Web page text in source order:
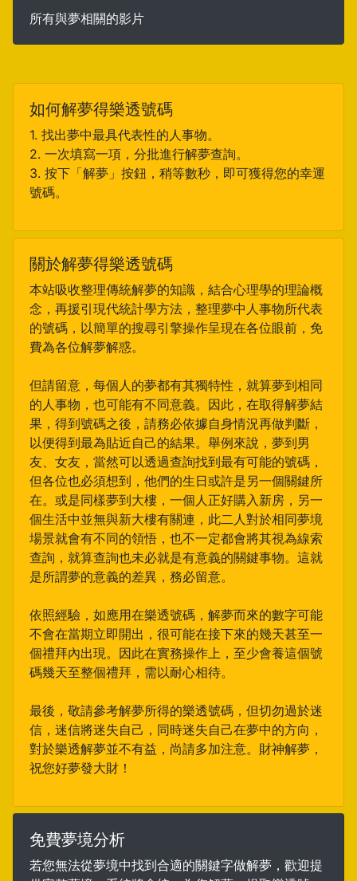
所有與夢相關的影片
如何解夢得樂透號碼
1. 找出夢中最具代表性的人事物。
2. 一次填寫一項，分批進行解夢查詢。
3. 按下「解夢」按鈕，稍等數秒，即可獲得您的幸運
號碼。
關於解夢得樂透號碼
本站吸收整理傳統解夢的知識，結合心理學的理論概
念，再援引現代統計學方法，整理夢中人事物所代表
的號碼，以簡單的搜尋引擎操作呈現在各位眼前，免
費為各位解夢解惑。
但請留意，每個人的夢都有其獨特性，就算夢到相同
的人事物，也可能有不同意義。因此，在取得解夢結
果，得到號碼之後，請務必依據自身情況再做判斷，
以便得到最為貼近自己的結果。舉例來說，夢到男
友、女友，當然可以透過查詢找到最有可能的號碼，
但各位也必須想到，他們的生日或許是另一個關鍵所
在。或是同樣夢到大樓，一個人正好購入新房，另一
個生活中並無與新大樓有關連，此二人對於相同夢境
場景就會有不同的領悟，也不一定都會將其視為線索
查詢，就算查詢也未必就是有意義的關鍵事物。這就
是所謂夢的意義的差異，務必留意。
依照經驗，如應用在樂透號碼，解夢而來的數字可能
不會在當期立即開出，很可能在接下來的幾天甚至一
個禮拜內出現。因此在實務操作上，至少會養這個號
碼幾天至整個禮拜，需以耐心相待。
最後，敬請參考解夢所得的樂透號碼，但切勿過於迷
信，迷信將迷失自己，同時迷失自己在夢中的方向，
對於樂透解夢並不有益，尚請多加注意。財神解夢，
祝您好夢發大財！
免費夢境分析
若您無法從夢境中找到合適的關鍵字做解夢，歡迎提